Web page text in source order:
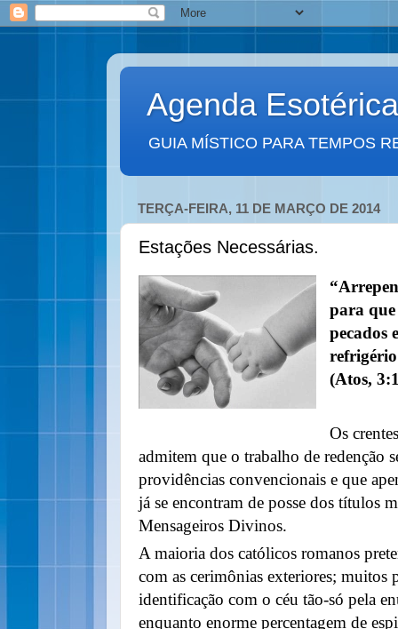
Agenda Esotérica
GUIA MÍSTICO PARA TEMPOS
TERÇA-FEIRA, 11 DE MARÇO DE 2014
Estações Necessárias.
para que
pecados
refrigério
(Atos,
Os
admitem que o trabalho de redenção
providências convencionais e que
já se encontram de posse dos títulos
Mensageiros Divinos.
A maioria dos católicos romanos
com as cerimônias exteriores; muitos
identificação com o céu tão-só pela
enquanto enorme percentagem de